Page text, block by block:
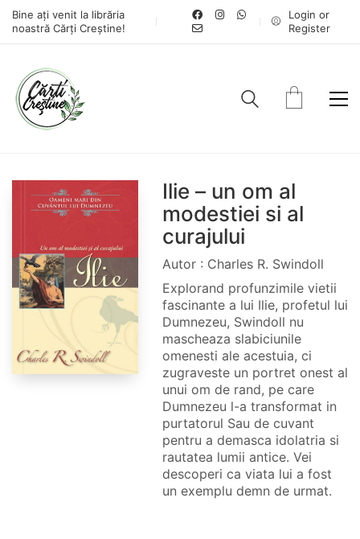
Bine ați venit la librăria
noastră Cărți Creștine!
Login or
Register
Ilie – un om al
modestiei si al
curajului
Autor : Charles R. Swindoll
Explorand profunzimile vietii
fascinante a lui Ilie, profetul lui
Dumnezeu, Swindoll nu
mascheaza slabiciunile
omenesti ale acestuia, ci
zugraveste un portret onest al
unui om de rand, pe care
Dumnezeu l-a transformat in
purtatorul Sau de cuvant
pentru a demasca idolatria si
rautatea lumii antice. Vei
descoperi ca viata lui a fost
un exemplu demn de urmat.